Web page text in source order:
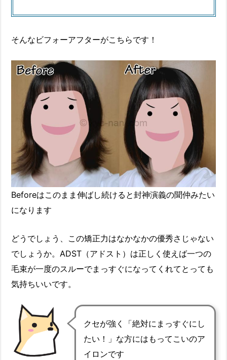
そんなビフォーアフターがこちらです！
Beforeはこのまま伸ばし続けると封神演義の聞仲みたい
になります
どうでしょう、この矯正力はなかなかの優秀さじゃない
でしょうか。ADST（アドスト）は正しく使えば一つの
毛束が一度のスルーでまっすぐになってくれてとっても
気持ちいいです。
クセが強く「絶対にまっすぐにし
たい！」な方にはもってこいのア
イロンです